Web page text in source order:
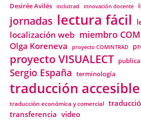
Desirée Avilés inclutrad innovación docente
jornadas lectura fácil
localización web miembro
Olga Koreneva proyecto COMINTRAD
proyecto VISUALECT
Sergio España terminología
traducción accesible
traducción económica y comercial
transferencia video